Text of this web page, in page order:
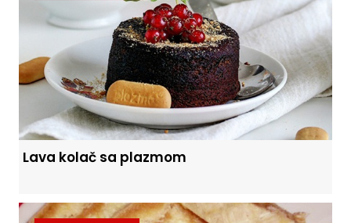
Lava kolač sa plazmom